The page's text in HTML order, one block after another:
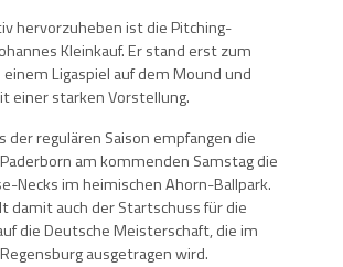
hervorzuheben ist die Pitching-
Kleinkauf. Er stand erst zum
Ligaspiel auf dem Mound und
einer starken Vorstellung.
der regulären Saison empfangen die
am kommenden Samstag die
Necks im heimischen Ahorn-Ballpark.
damit auch der Startschuss für die
die Deutsche Meisterschaft, die im
ausgetragen wird.